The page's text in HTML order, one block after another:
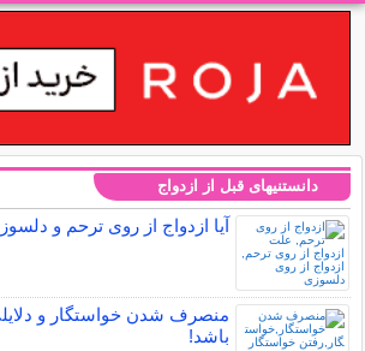
دانستنیهای قبل از ازدواج
آیا ازدواج از روی ترحم و
منصرف شدن خواستگار و
باشد!